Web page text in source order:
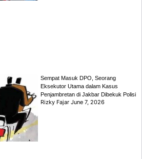
Sempat Masuk DPO, Seorang
Eksekutor Utama dalam Kasus
Penjambretan di Jakbar Dibekuk Polisi
Rizky FajarJune 7, 2026